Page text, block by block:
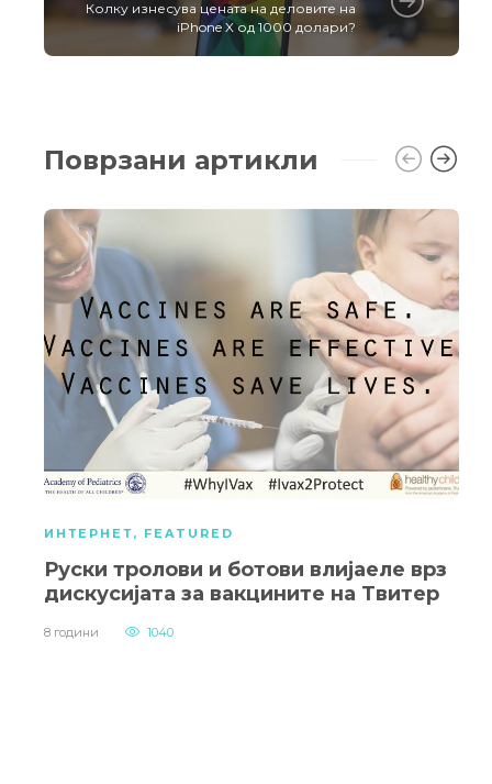
Колку изнесува цената на деловите на
iPhone X од 1000 долари?
Поврзани артикли
ИНТЕРНЕТ, FEATURED
Руски тролови и ботови влијаеле врз
дискусијата за вакцините на Твитер
8 години 1040